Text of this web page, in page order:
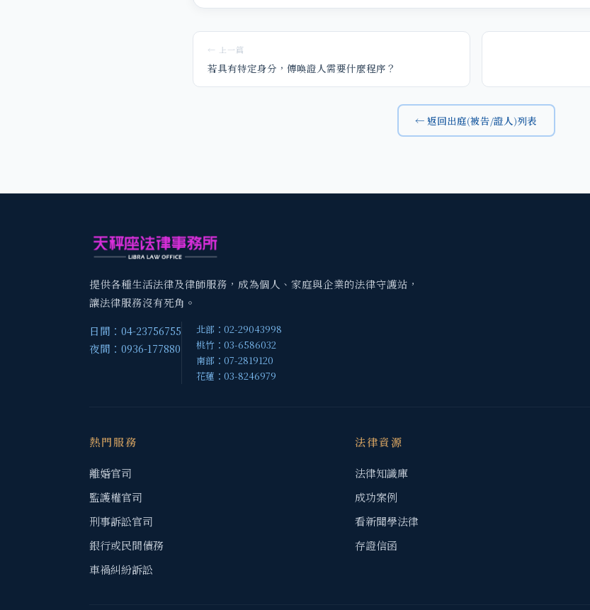
← 上一篇
若具有特定身分，傳喚證人需要什麼程序？
← 返回出庭(被告/證人)列表
提供各種生活法律及律師服務，成為個人、家庭與企業的法律守護站，
讓法律服務沒有死角。
日間：04-23756755
夜間：0936-177880
北部：02-29043998
桃竹：03-6586032
南部：07-2819120
花蓮：03-8246979
熱門服務
離婚官司
監護權官司
刑事訴訟官司
銀行或民間債務
車禍糾紛訴訟
法律資源
法律知識庫
成功案例
看新聞學法律
存證信函